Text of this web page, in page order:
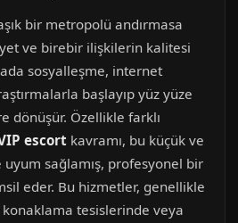
bir metropolü andırmasa
ve birebir ilişkilerin kalitesi
sosyalleşme, internet
başlayıp yüz yüze
dönüşür. Özellikle farklı
escort kavramı, bu küçük ve
sağlamış, profesyonel bir
eder. Bu hizmetler, genellikle
tesislerinde veya